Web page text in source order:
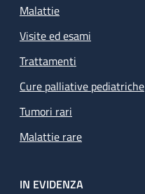
Malattie
Visite ed esami
Trattamenti
Cure palliative pediatriche
Tumori rari
Malattie rare
IN EVIDENZA